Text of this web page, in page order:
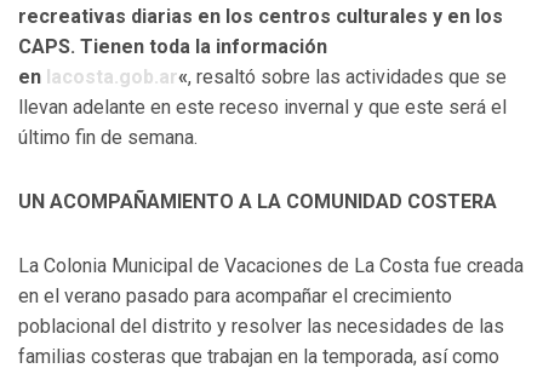
recreativas diarias en los centros culturales y en los
CAPS. Tienen toda la información
en lacosta.gob.ar«, resaltó sobre las actividades que se
llevan adelante en este receso invernal y que este será el
último fin de semana.
UN ACOMPAÑAMIENTO A LA COMUNIDAD COSTERA
La Colonia Municipal de Vacaciones de La Costa fue creada
en el verano pasado para acompañar el crecimiento
poblacional del distrito y resolver las necesidades de las
familias costeras que trabajan en la temporada, así como